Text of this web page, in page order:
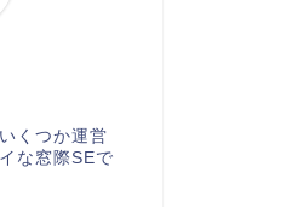
くつか運営
な窓際SEで